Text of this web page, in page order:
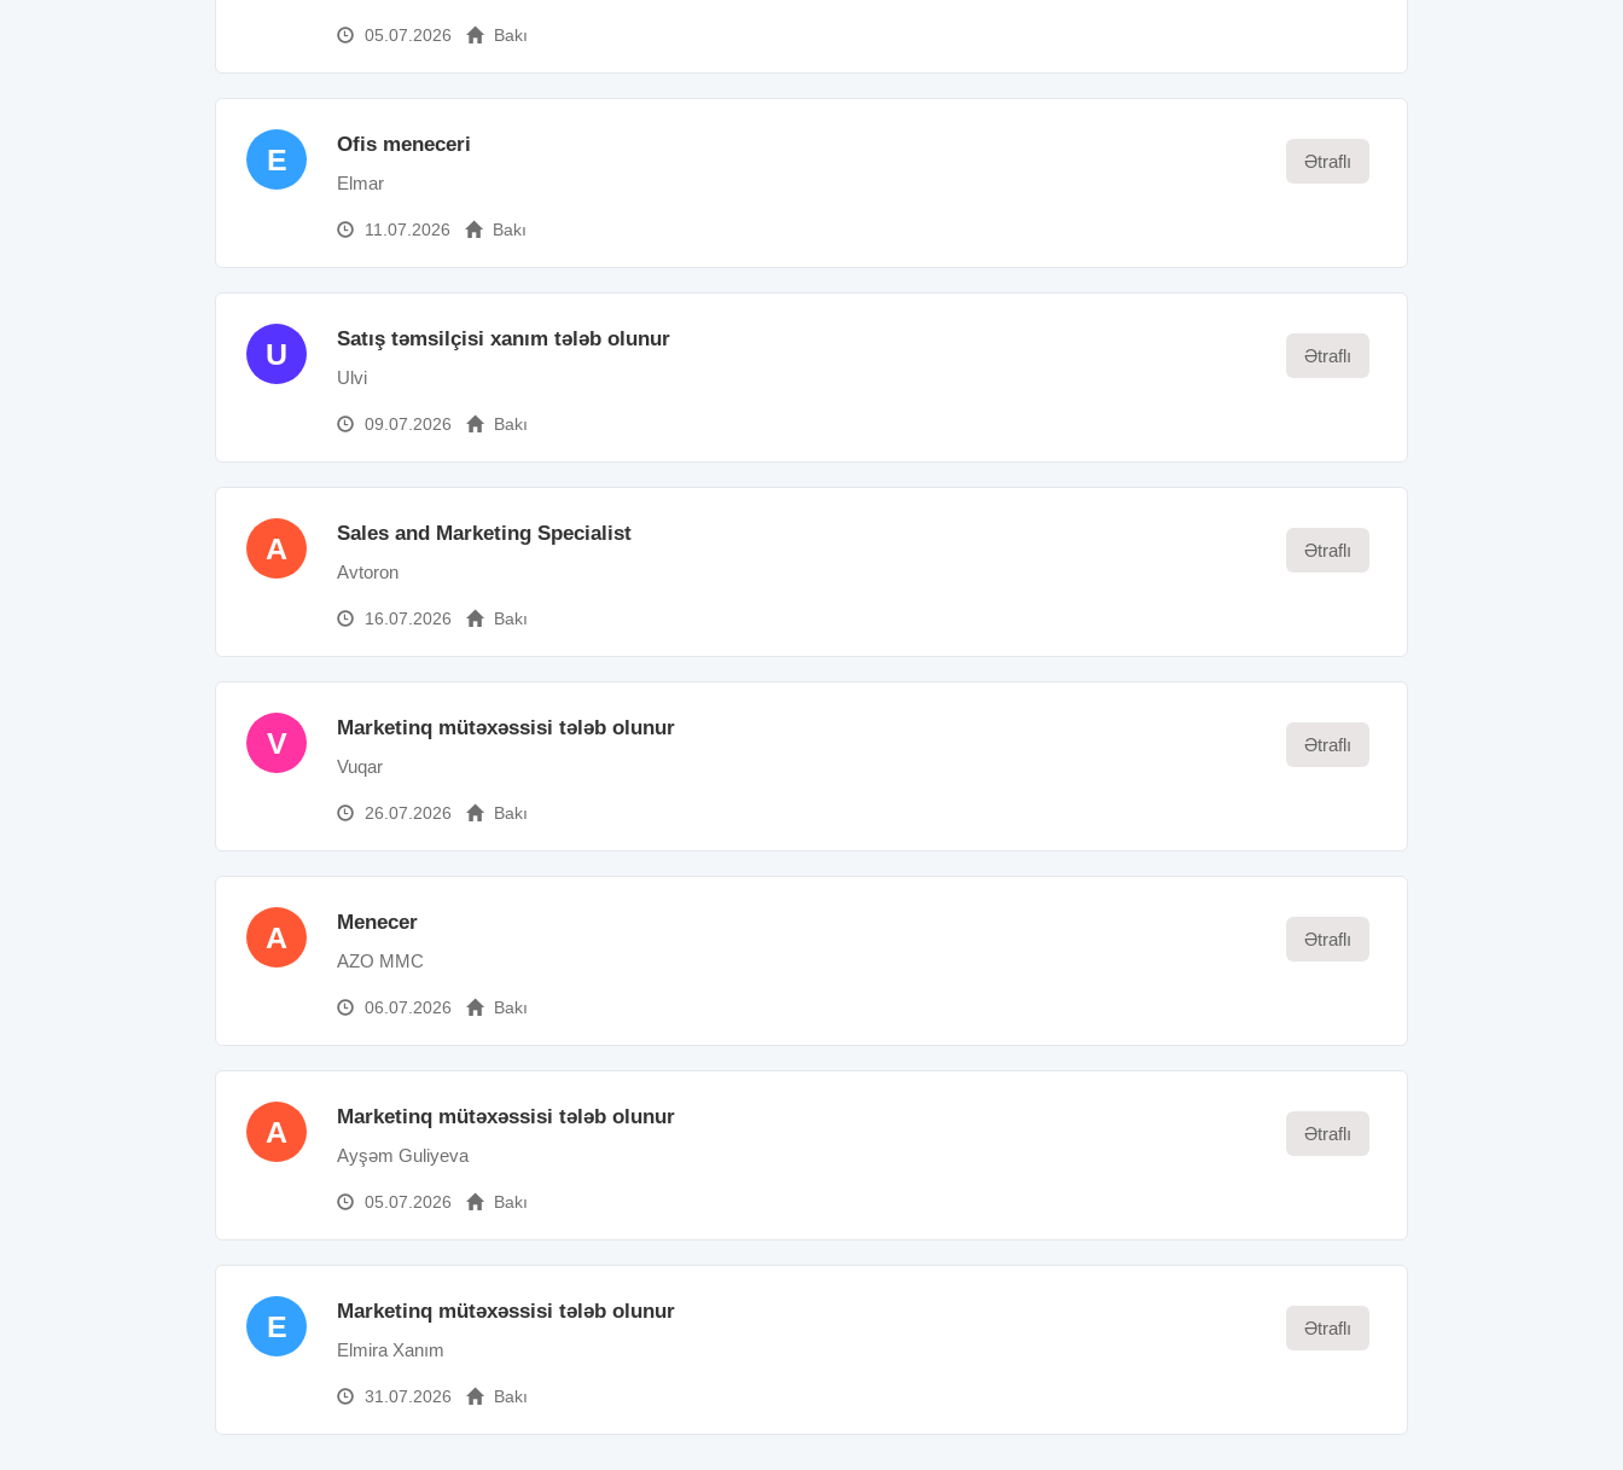
05.07.2026 Bakı
E Ofis meneceri
Elmar
11.07.2026 Bakı
Ətraflı
U Satış təmsilçisi xanım tələb olunur
Ulvi
09.07.2026 Bakı
Ətraflı
A Sales and Marketing Specialist
Avtoron
16.07.2026 Bakı
Ətraflı
V Marketinq mütəxəssisi tələb olunur
Vuqar
26.07.2026 Bakı
Ətraflı
A Menecer
AZO MMC
06.07.2026 Bakı
Ətraflı
A Marketinq mütəxəssisi tələb olunur
Ayşəm Guliyeva
05.07.2026 Bakı
Ətraflı
E Marketinq mütəxəssisi tələb olunur
Elmira Xanım
31.07.2026 Bakı
Ətraflı